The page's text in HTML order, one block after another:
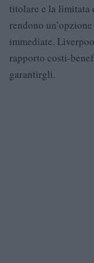
titolare e la limitata
rendono
immediate.
rapporto costi-
garantirgli.